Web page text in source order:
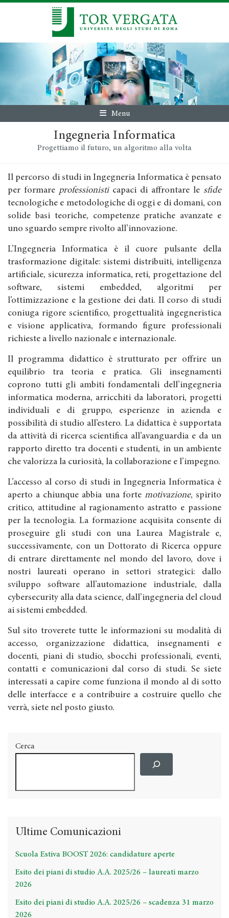
Menu
Ingegneria Informatica
Progettiamo il futuro, un algoritmo alla volta
Il percorso di studi in Ingegneria Informatica è pensato
per formare professionisticapaci di affrontare le sfide
tecnologiche e metodologiche di oggi e di domani, con
solide basi teoriche, competenze pratiche avanzate e
uno sguardo sempre rivolto all’innovazione.
L’Ingegneria Informatica è il cuore pulsante della
trasformazione digitale: sistemi distribuiti, intelligenza
artificiale, sicurezza informatica, reti, progettazione del
software, sistemi embedded, algoritmi per
l’ottimizzazione e la gestione dei dati. Il corso di studi
coniuga rigore scientifico, progettualità ingegneristica
e visione applicativa, formando figure professionali
richieste a livello nazionale e internazionale.
Il programma didattico è strutturato per offrire un
equilibrio tra teoria e pratica. Gli insegnamenti
coprono tutti gli ambiti fondamentali dell’ingegneria
informatica moderna, arricchiti da laboratori, progetti
individuali e di gruppo, esperienze in azienda e
possibilità di studio all’estero. La didattica è supportata
da attività di ricerca scientifica all’avanguardia e da un
rapporto diretto tra docenti e studenti, in un ambiente
che valorizza la curiosità, la collaborazione e l’impegno.
L’accesso al corso di studi in Ingegneria Informatica è
aperto a chiunque abbia una forte motivazione, spirito
critico, attitudine al ragionamento astratto e passione
per la tecnologia. La formazione acquisita consente di
proseguire gli studi con una Laurea Magistrale e,
successivamente, con un Dottorato di Ricerca oppure
di entrare direttamente nel mondo del lavoro, dove i
nostri laureati operano in settori strategici: dallo
sviluppo software all’automazione industriale, dalla
cybersecurity alla data science, dall’ingegneria del cloud
ai sistemi embedded.
Sul sito troverete tutte le informazioni su modalità di
accesso, organizzazione didattica, insegnamenti e
docenti, piani di studio, sbocchi professionali, eventi,
contatti e comunicazioni dal corso di studi. Se siete
interessati a capire come funziona il mondo al di sotto
delle interfacce e a contribuire a costruire quello che
verrà, siete nel posto giusto.
Cerca
Ultime Comunicazioni
Scuola Estiva BOOST 2026: candidature aperte
Esito dei piani di studio A.A. 2025/26 – laureati marzo
2026
Esito dei piani di studio A.A. 2025/26 – scadenza 31 marzo
2026